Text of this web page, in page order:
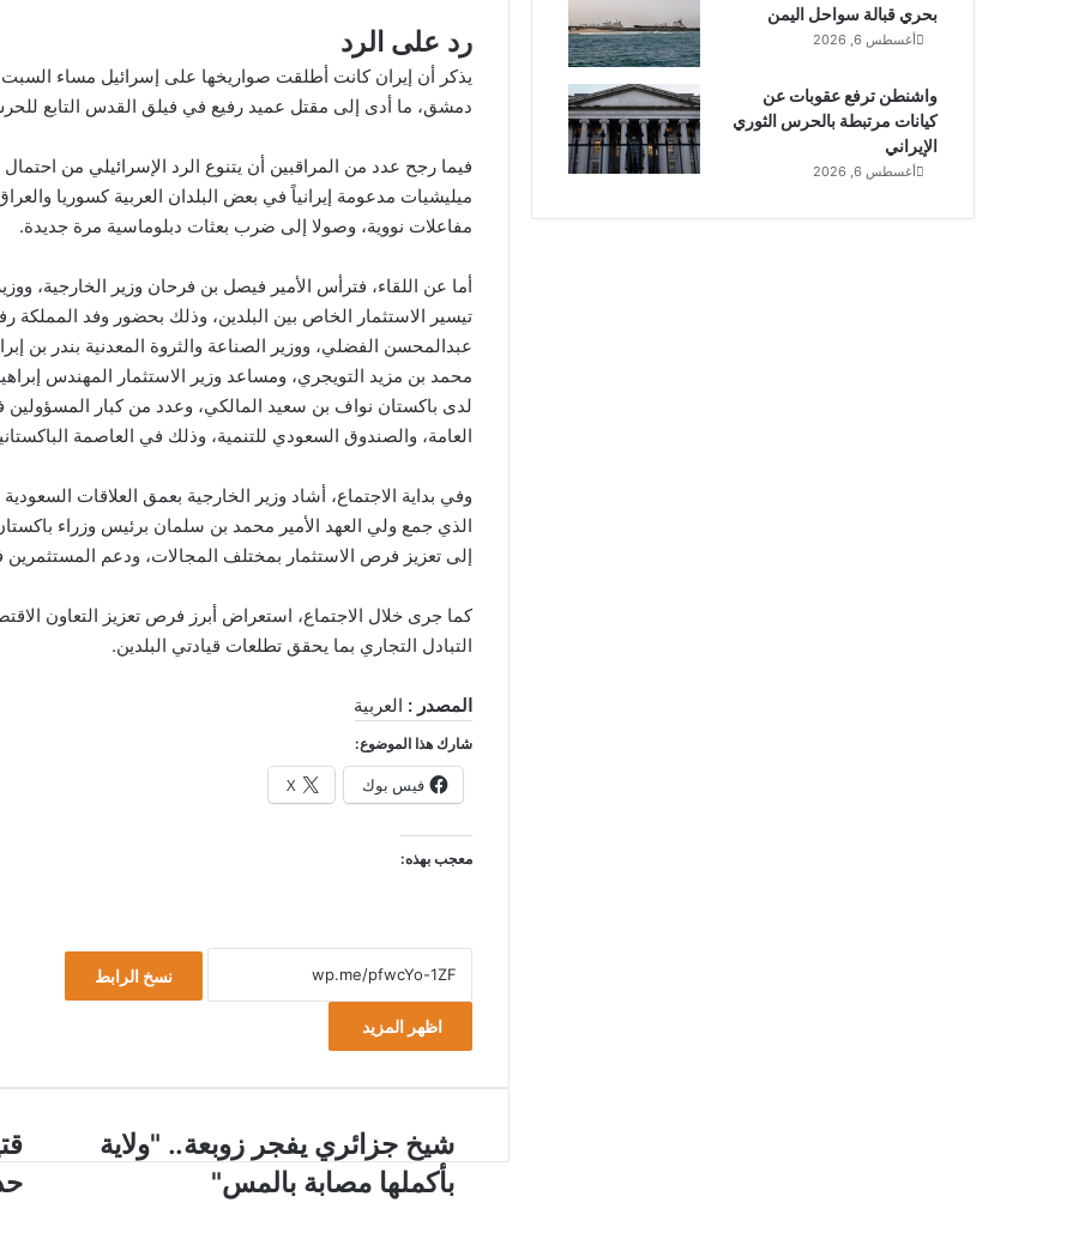
رد على الرد
يذكر أن إيران كانت أطلقت صواريخها على إسرائيل مساء
دمشق، ما أدى إلى مقتل عميد رفيع في فيلق القدس التابع للحرس
فيما رجح عدد من المراقبين أن يتنوع الرد الإسرائيلي من
ميليشيات مدعومة إيرانياً في بعض البلدان العربية كسوريا
مفاعلات نووية، وصولا إلى ضرب بعثات دبلوماسية مرة جديدة.
أما عن اللقاء، فترأس الأمير فيصل بن فرحان وزير الخارجية،
تيسير الاستثمار الخاص بين البلدين، وذلك بحضور وفد المملكة
عبدالمحسن الفضلي، ووزير الصناعة والثروة المعدنية بندر بن
محمد بن مزيد التويجري، ومساعد وزير الاستثمار المهندس
لدى باكستان نواف بن سعيد المالكي، وعدد من كبار المسؤولين
العامة، والصندوق السعودي للتنمية، وذلك في العاصمة
وفي بداية الاجتماع، أشاد وزير الخارجية بعمق العلاقات السعودية
الذي جمع ولي العهد الأمير محمد بن سلمان برئيس وزراء
إلى تعزيز فرص الاستثمار بمختلف المجالات، ودعم المستثمرين
كما جرى خلال الاجتماع، استعراض أبرز فرص تعزيز التعاون
التبادل التجاري بما يحقق تطلعات قيادتي البلدين.
المصدر : العربية
شارك هذا الموضوع:
فيس بوك X
معجب بهذه:
نسخ الرابط
اظهر المزيد
ق
ت
ي
ش
ي
خ
شيخ جزائري يفجر زوبعة.. "ولاية
بأكملها مصابة بالمس"
بحري قبالة سواحل اليمن
أغسطس 6, 2026
واشنطن ترفع عقوبات عن
كيانات مرتبطة بالحرس الثوري
الإيراني
أغسطس 6, 2026